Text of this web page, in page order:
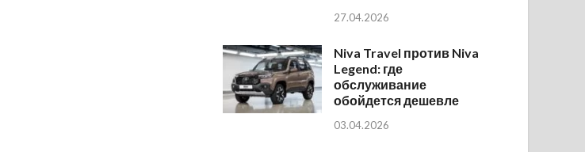
27.04.2026
Niva Travel против Niva
Legend: где
обслуживание
обойдется дешевле
03.04.2026